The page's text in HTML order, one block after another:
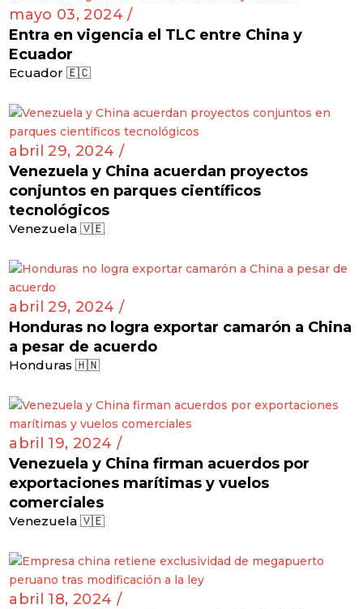
mayo 03, 2024 /
Entra en vigencia el TLC entre China y
Ecuador
Ecuador 🇪🇨
abril 29, 2024 /
Venezuela y China acuerdan proyectos
conjuntos en parques científicos
tecnológicos
Venezuela 🇻🇪
abril 29, 2024 /
Honduras no logra exportar camarón a China
a pesar de acuerdo
Honduras 🇭🇳
abril 19, 2024 /
Venezuela y China firman acuerdos por
exportaciones marítimas y vuelos
comerciales
Venezuela 🇻🇪
abril 18, 2024 /